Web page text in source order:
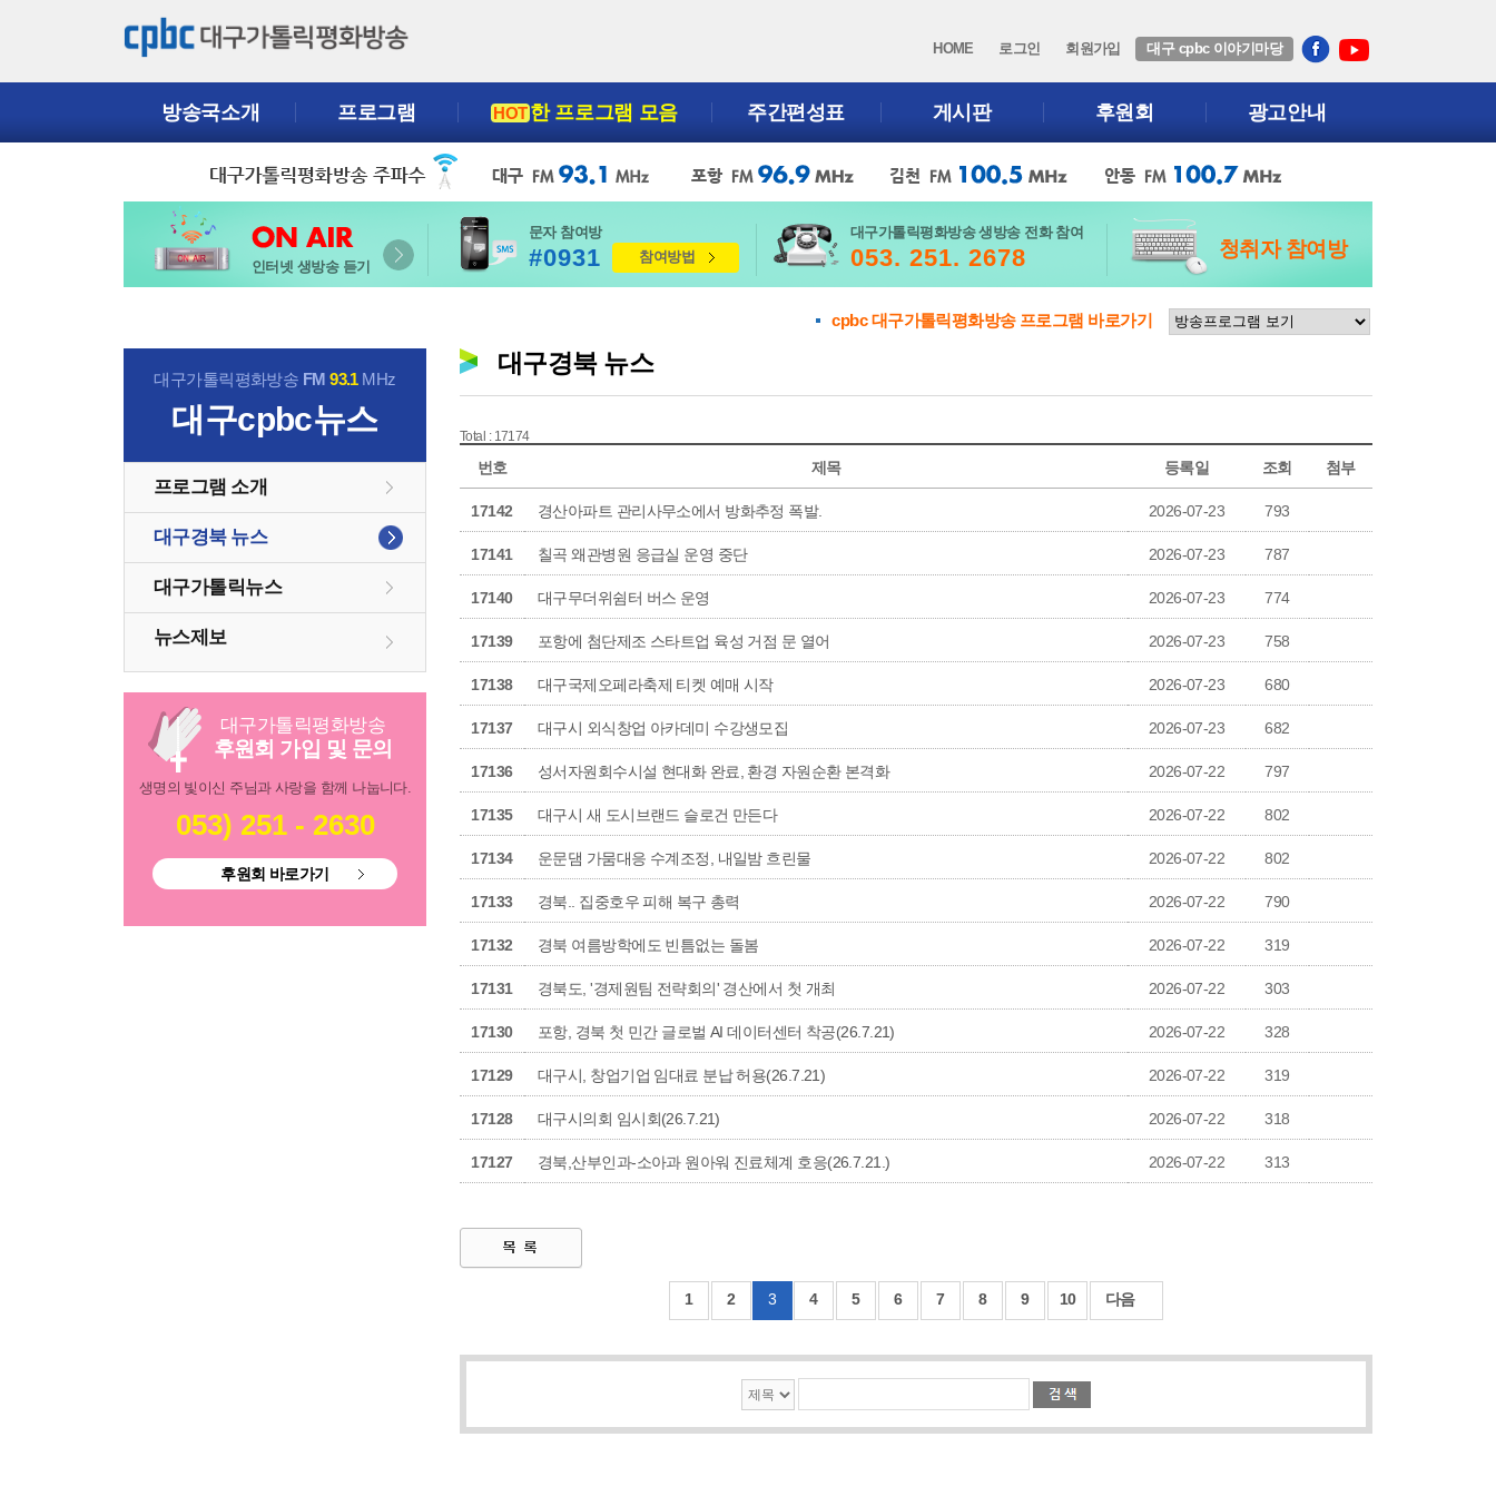
HOME 로그인 회원가입 대구 cpbc 이야기마당
방송국소개 프로그램 HOT한 프로그램 모음 주간편성표 게시판 후원회 광고안내
인터넷 생방송 듣기
문자 참여방
#0931 참여방법
대구가톨릭평화방송 생방송 전화 참여
053. 251. 2678 청취자 참여방
cpbc 대구가톨릭평화방송 프로그램 바로가기
대구가톨릭평화방송 FM93.1MHz
대구cpbc뉴스
프로그램 소개
대구경북 뉴스
대구가톨릭뉴스
뉴스제보
대구가톨릭평화방송
후원회 가입 및 문의
생명의 빛이신 주님과 사랑을 함께 나눕니다.
053) 251 - 2630
후원회 바로가기
대구경북 뉴스
Total : 17174
번호 제목 등록일 조회 첨부
17142 경산아파트 관리사무소에서 방화추정 폭발. 2026-07-23 793
17141 칠곡 왜관병원 응급실 운영 중단 2026-07-23 787
17140 대구무더위쉼터 버스 운영 2026-07-23 774
17139 포항에 첨단제조 스타트업 육성 거점 문 열어 2026-07-23 758
17138 대구국제오페라축제 티켓 예매 시작 2026-07-23 680
17137 대구시 외식창업 아카데미 수강생모집 2026-07-23 682
17136 성서자원회수시설 현대화 완료, 환경 자원순환 본격화 2026-07-22 797
17135 대구시 새 도시브랜드 슬로건 만든다 2026-07-22 802
17134 운문댐 가뭄대응 수계조정, 내일밤 흐린물 2026-07-22 802
17133 경북.. 집중호우 피해 복구 총력 2026-07-22 790
17132 경북 여름방학에도 빈틈없는 돌봄 2026-07-22 319
17131 경북도, '경제원팀 전략회의' 경산에서 첫 개최 2026-07-22 303
17130 포항, 경북 첫 민간 글로벌 AI 데이터센터 착공(26.7.21) 2026-07-22 328
17129 대구시, 창업기업 임대료 분납 허용(26.7.21) 2026-07-22 319
17128 대구시의회 임시회(26.7.21) 2026-07-22 318
17127 경북,산부인과-소아과 원아워 진료체계 호응(26.7.21.) 2026-07-22 313
1 2 3 4 5 6 7 8 9 10 다음